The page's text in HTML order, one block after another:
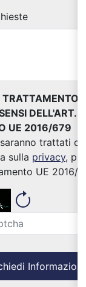
DELL'ART.
UE 2016/679
trattati
sulla privacy,
UE 2016/
Informazioni